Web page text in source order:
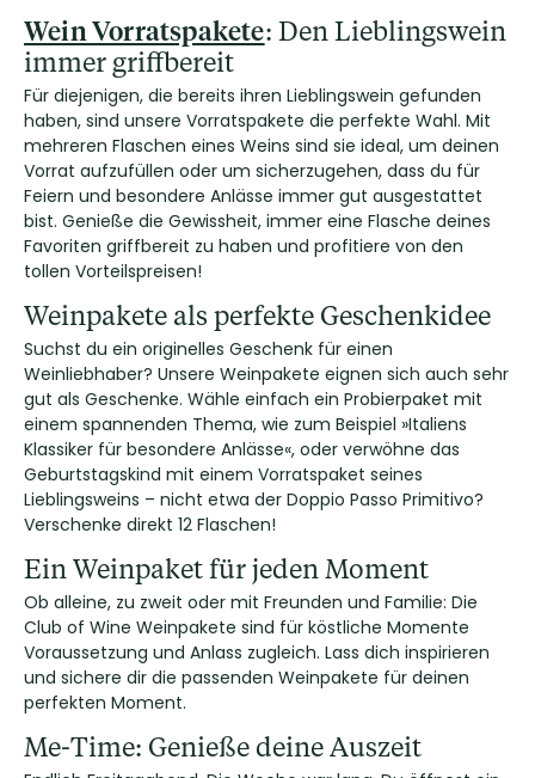
Wein Vorratspakete: Den Lieblingswein
immer griffbereit
Für diejenigen, die bereits ihren Lieblingswein gefunden
haben, sind unsere Vorratspakete die perfekte Wahl. Mit
mehreren Flaschen eines Weins sind sie ideal, um deinen
Vorrat aufzufüllen oder um sicherzugehen, dass du für
Feiern und besondere Anlässe immer gut ausgestattet
bist. Genieße die Gewissheit, immer eine Flasche deines
Favoriten griffbereit zu haben und profitiere von den
tollen Vorteilspreisen!
Weinpakete als perfekte Geschenkidee
Suchst du ein originelles Geschenk für einen
Weinliebhaber? Unsere Weinpakete eignen sich auch sehr
gut als Geschenke. Wähle einfach ein Probierpaket mit
einem spannenden Thema, wie zum Beispiel »Italiens
Klassiker für besondere Anlässe«, oder verwöhne das
Geburtstagskind mit einem Vorratspaket seines
Lieblingsweins – nicht etwa der Doppio Passo Primitivo?
Verschenke direkt 12 Flaschen!
Ein Weinpaket für jeden Moment
Ob alleine, zu zweit oder mit Freunden und Familie: Die
Club of Wine Weinpakete sind für köstliche Momente
Voraussetzung und Anlass zugleich. Lass dich inspirieren
und sichere dir die passenden Weinpakete für deinen
perfekten Moment.
Me-Time: Genieße deine Auszeit